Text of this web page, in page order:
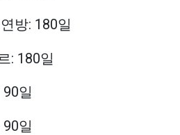
방: 180일
: 180일
일
일